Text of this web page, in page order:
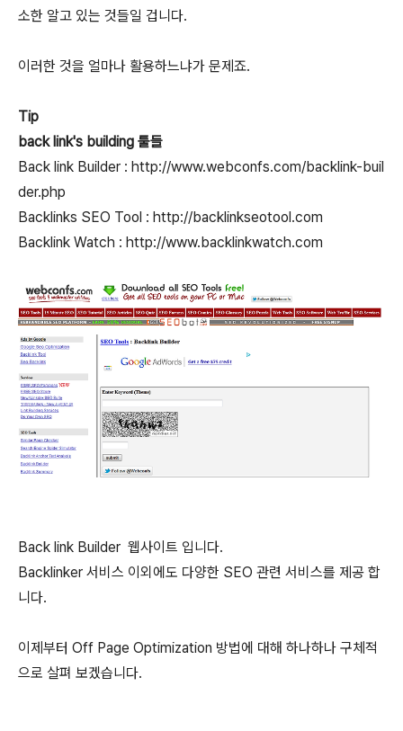
소한 알고 있는 것들일 겁니다.
이러한 것을 얼마나 활용하느냐가 문제죠.
Tip
back link's building 툴들
Back link Builder : http://www.webconfs.com/backlink-buil
der.php
Backlinks SEO Tool : http://backlinkseotool.com
Backlink Watch : http://www.backlinkwatch.com
Back link Builder 웹사이트 입니다.
Backlinker 서비스 이외에도 다양한 SEO 관련 서비스를 제공 합
니다.
이제부터 Off Page Optimization 방법에 대해 하나하나 구체적
으로 살펴 보겠습니다.